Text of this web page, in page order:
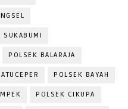
SUKABUMI
POLSEK BALARAJA
POLSEK BAYAH
POLSEK CIKUPA